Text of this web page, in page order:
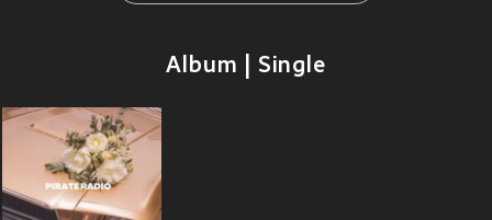
Album | Single